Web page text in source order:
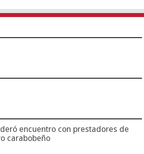
encuentro con prestadores de
carabobeño